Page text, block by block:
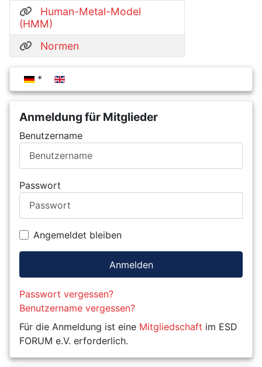
Sprache auswählen
Anmeldung für Mitglieder
Benutzername
Passwort
Angemeldet bleiben
Anmelden
Passwort vergessen?
Benutzername vergessen?
Für die Anmeldung ist eine Mitgliedschaft im ESD
FORUM e.V. erforderlich.
Human-Metal-Model
(HMM)
Normen